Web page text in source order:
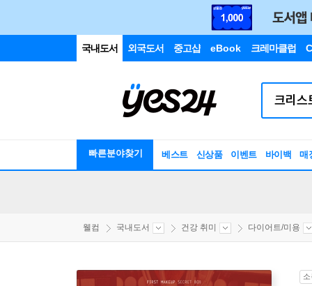
국내도서 외국도서 중고샵 eBook 크레마클럽
빠른분야찾기 베스트 신상품 이벤트 바이백 매
웰컴 국내도서 건강 취미 다이어트/미용